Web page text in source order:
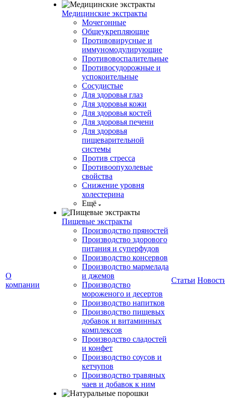
О
компании
Медицинские экстракты
Мочегонные
Общеукрепляющие
Противовирусные и
иммуномодулирующие
Противовоспалительные
Противосудорожные и
успокоительные
Сосудистые
Для здоровья глаз
Для здоровья кожи
Для здоровья костей
Для здоровья печени
Для здоровья
пищеварительной
системы
Против стресса
Противоопухолевые
свойства
Снижение уровня
холестерина
Ещё
Пищевые экстракты
Производство пряностей
Производство здорового
питания и суперфудов
Производство консервов
Производство мармелада
и джемов
Производство
мороженого и десертов
Производство напитков
Производство пищевых
добавок и витаминных
комплексов
Производство сладостей
и конфет
Производство соусов и
кетчупов
Производство травяных
чаев и добавок к ним
Статьи